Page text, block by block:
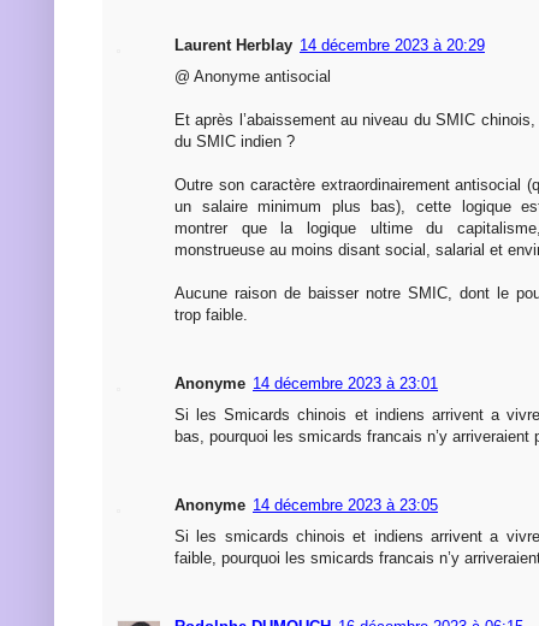
Laurent Herblay 14 décembre 2023 à 20:29
@ Anonyme antisocial
Et après l’abaissement au niveau du SMIC
du SMIC indien ?
Outre son caractère extraordinairement antisocial
un salaire minimum plus bas), cette logique
montrer que la logique ultime du
monstrueuse au moins disant social, salarial et
Aucune raison de baisser notre SMIC, dont le
trop faible.
Anonyme 14 décembre 2023 à 23:01
Si les Smicards chinois et indiens arrivent a
bas, pourquoi les smicards francais n’y arriveraient
Anonyme 14 décembre 2023 à 23:05
Si les smicards chinois et indiens arrivent a
faible, pourquoi les smicards francais n’y